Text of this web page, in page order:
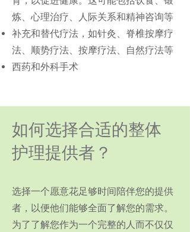
炼、心理治疗、人际关系和精神咨询等
补充和替代疗法，如针灸、脊椎按摩疗
法、顺势疗法、按摩疗法、自然疗法等
西药和外科手术
如何选择合适的整体
护理提供者？
选择一个愿意花足够时间陪伴您的提供
者，以便他们能够全面了解您的需求。
为了了解您作为一个完整的人而不仅仅